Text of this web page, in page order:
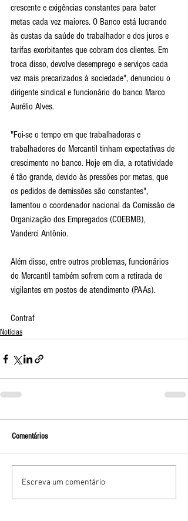
crescente e exigências constantes para bater
metas cada vez maiores. O Banco está lucrando
às custas da saúde do trabalhador e dos juros e
tarifas exorbitantes que cobram dos clientes. Em
troca disso, devolve desemprego e serviços cada
vez mais precarizados à sociedade", denunciou o
dirigente sindical e funcionário do banco Marco
Aurélio Alves.
"Foi-se o tempo em que trabalhadoras e
trabalhadores do Mercantil tinham expectativas de
crescimento no banco. Hoje em dia, a rotatividade
é tão grande, devido às pressões por metas, que
os pedidos de demissões são constantes",
lamentou o coordenador nacional da Comissão de
Organização dos Empregados (COEBMB),
Vanderci Antônio.
Além disso, entre outros problemas, funcionários
do Mercantil também sofrem com a retirada de
vigilantes em postos de atendimento (PAAs).
Contraf
Notícias
Comentários
Escreva um comentário